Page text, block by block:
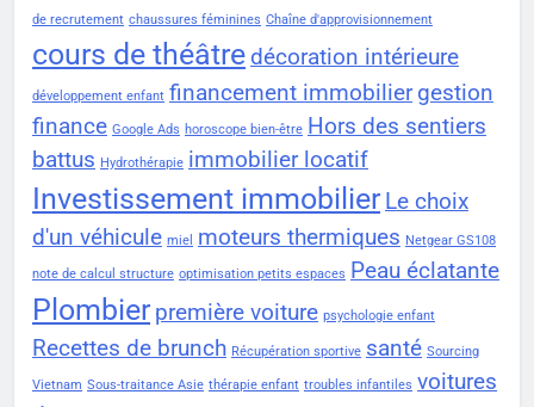
de recrutement chaussures féminines Chaîne d'approvisionnement
cours de théâtre décoration intérieure
développement enfant financement immobilier gestion
finance Google Ads horoscope bien-être Hors des sentiers
battus Hydrothérapie immobilier locatif
Investissement immobilier Le choix
d'un véhicule miel moteurs thermiques Netgear GS108
note de calcul structure optimisation petits espaces Peau éclatante
Plombier première voiture psychologie enfant
Recettes de brunch Récupération sportive santé Sourcing
Vietnam Sous-traitance Asie thérapie enfant troubles infantiles voitures